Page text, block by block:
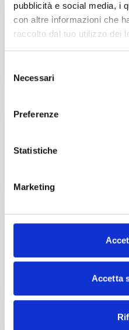
pubblicità e social media, i
con altre informazioni che
raccolto dal tuo utilizzo dei
delNecessari
Preferenze
Statistiche
Marketing
Accetta